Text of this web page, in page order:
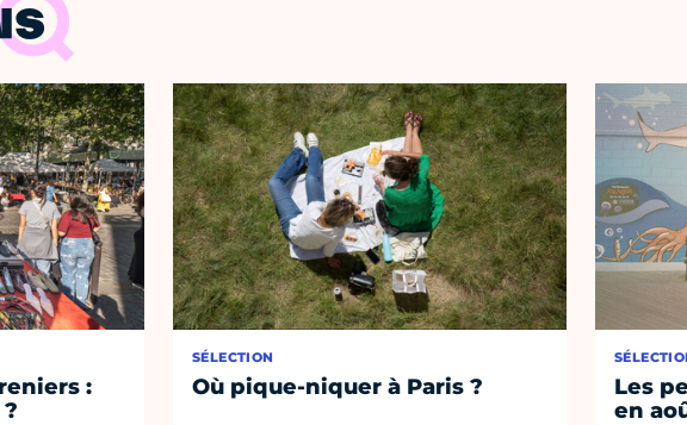
:
SÉLECTION
Où pique-niquer à Paris ?
Les
en